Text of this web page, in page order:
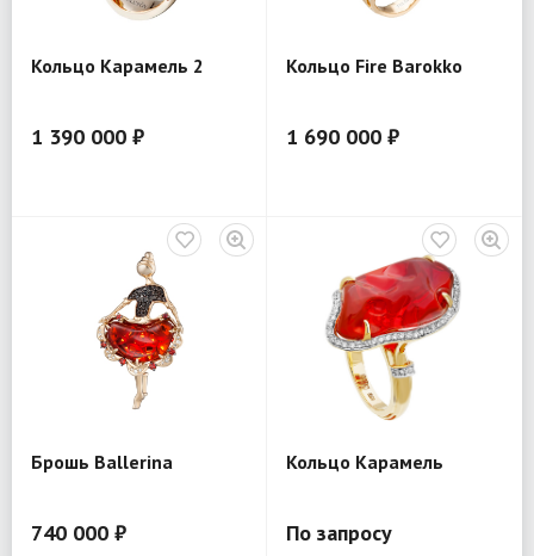
Кольцо Карамель 2
1 390 000 ₽
Кольцо Fire Barokko
1 690 000 ₽
Брошь Ballerina
740 000 ₽
Кольцо Карамель
По запросу